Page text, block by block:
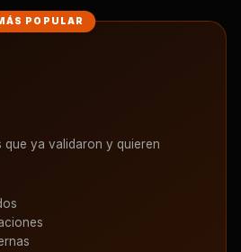
que ya validaron y quieren